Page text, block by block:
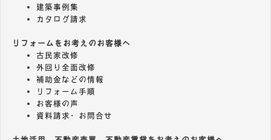
建築事例集
カタログ請求
リフォームをお考えのお客様へ
古民家改修
外回り全面改修
補助金などの情報
リフォーム手順
お客様の声
資料請求・お問合せ